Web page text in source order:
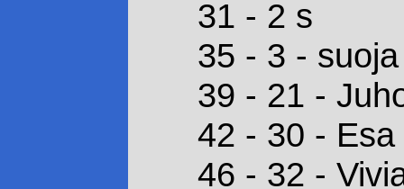
31 - 2 s
35 - 3 - suoja
39 - 21 -
42 - 30 - Esa
46 - 32 -